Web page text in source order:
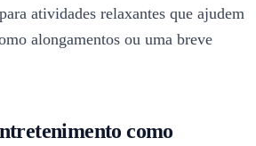
atividades relaxantes que ajudem
alongamentos ou uma breve
como